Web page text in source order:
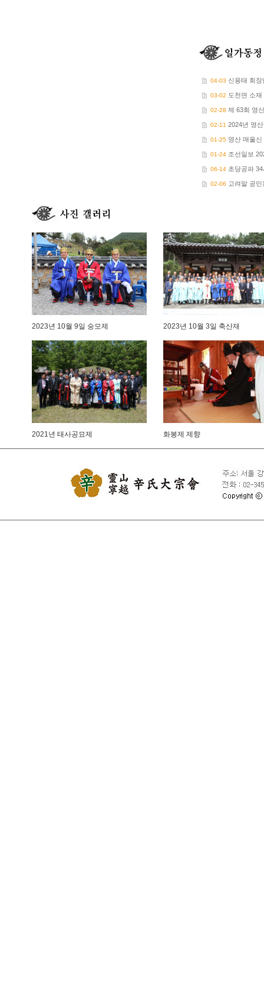
04-03 신용태 회
03-02 도천면 소
02-28 제 63회 영
02-11 2024년 영
01-25 영산 매울
01-24 조선일보
06-14 초당공파
02-06 고려말 공
2023년 10월 9일 숭모제 2023년 10월 3일 축산재
2021년 태사공묘제 화봉제 제향